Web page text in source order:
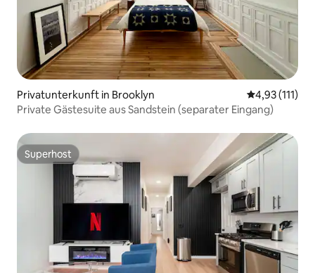
Privatunterkunft in Brooklyn
4,93 (111)
Private Gästesuite aus Sandstein (separater Eingang)
Superhost
Superhost